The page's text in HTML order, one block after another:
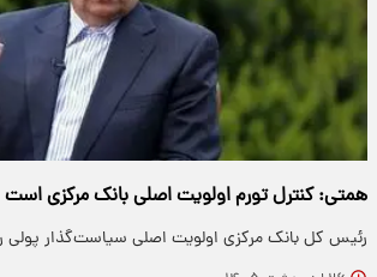
همتی: کنترل تورم اولویت اصلی بانک مرکزی است
رئیس‌ کل بانک مرکزی اولویت اصلی سیاست‌گذار پولی را